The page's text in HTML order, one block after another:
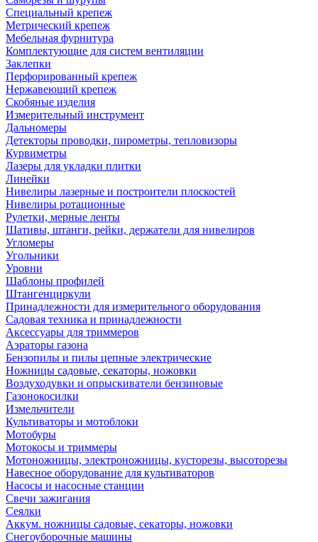
Специальный крепеж
Метрический крепеж
Мебельная фурнитура
Комплектующие для систем вентиляции
Заклепки
Перфорированный крепеж
Нержавеющий крепеж
Скобяные изделия
Измерительный инструмент
Дальномеры
Детекторы проводки, пирометры, тепловизоры
Курвиметры
Лазеры для укладки плитки
Линейки
Нивелиры лазерные и построители плоскостей
Нивелиры ротационные
Рулетки, мерные ленты
Шативы, штанги, рейки, держатели для нивелиров
Угломеры
Угольники
Уровни
Шаблоны профилей
Штангенциркули
Принадлежности для измерительного оборудования
Садовая техника и принадлежности
Аксессуары для триммеров
Аэраторы газона
Бензопилы и пилы цепные электрические
Ножницы садовые, секаторы, ножовки
Воздуходувки и опрыскиватели бензиновые
Газонокосилки
Измельчители
Культиваторы и мотоблоки
Мотобуры
Мотокосы и триммеры
Мотоножницы, электроножницы, кусторезы, высоторезы
Навесное оборудование для культиваторов
Насосы и насосные станции
Свечи зажигания
Сеялки
Аккум. ножницы садовые, секаторы, ножовки
Снегоуборочные машины